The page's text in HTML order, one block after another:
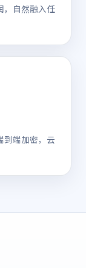
，自然融入任
到端加密，云